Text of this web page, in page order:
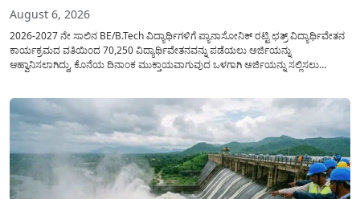
August 6, 2026
2026-2027 ನೇ ಸಾಲಿನ BE/B.Tech ವಿದ್ಯಾರ್ಥಿಗಳಿಗೆ ಪ್ಯಾನಾಸೋನಿಕ್ ರಟ್ಟಿ ಛತ್ರ್ ವಿದ್ಯಾರ್ಥಿವೇತನ
ಕಾರ್ಯಕ್ರಮದ ವತಿಯಿಂದ 70,250 ವಿದ್ಯಾರ್ಥಿವೇತನವನ್ನು ಪಡೆಯಲು ಅರ್ಜಿಯನ್ನು
ಆಹ್ವಾನಿಸಲಾಗಿದ್ದು, ಕೊನೆಯ ದಿನಾಂಕ ಮುಕ್ತಾಯವಾಗುವುದ ಒಳಗಾಗಿ ಅರ್ಜಿಯನ್ನು ಸಲ್ಲಿಸಲು
ಜಾರಿಗೆ...